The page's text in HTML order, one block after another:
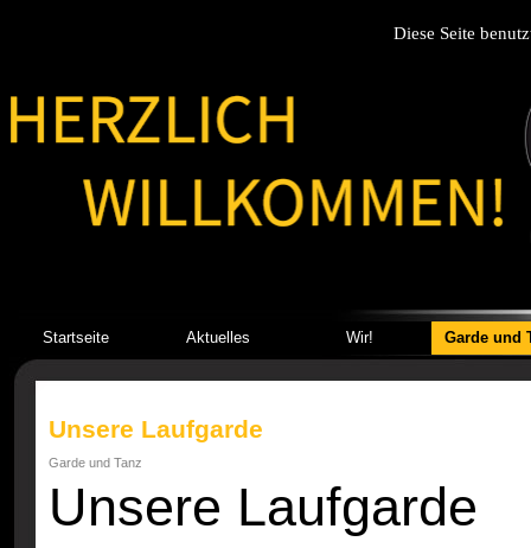
Diese Seite
Startseite Aktuelles Wir! Garde und
Unsere Laufgarde
Garde und Tanz
Unsere Laufgarde